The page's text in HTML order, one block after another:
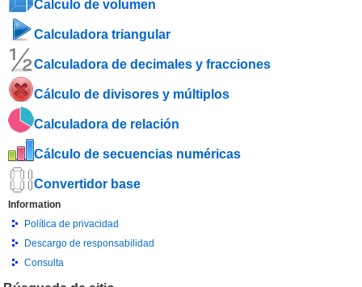
Calculo de volumen
Calculadora triangular
Calculadora de decimales y fracciones
Cálculo de divisores y múltiplos
Calculadora de relación
Cálculo de secuencias numéricas
Convertidor base
Information
Política de privacidad
Descargo de responsabilidad
Consulta